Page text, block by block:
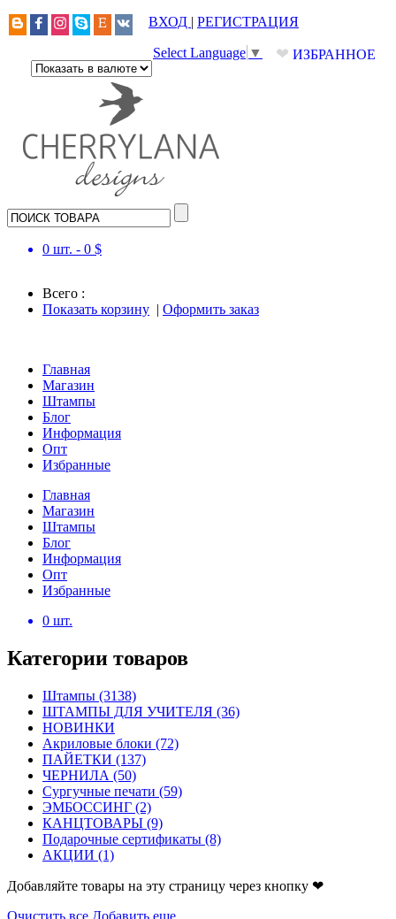
ВХОД | РЕГИСТРАЦИЯ
❤ ИЗБРАННОЕ
Select Language ▼
0 шт. - 0 $
Всего :
Показать корзину | Оформить заказ
Главная
Магазин
Штампы
Блог
Информация
Опт
Избранные
Главная
Магазин
Штампы
Блог
Информация
Опт
Избранные
0 шт.
Категории товаров
Штампы (3138)
ШТАМПЫ ДЛЯ УЧИТЕЛЯ (36)
НОВИНКИ
Акриловые блоки (72)
ПАЙЕТКИ (137)
ЧЕРНИЛА (50)
Сургучные печати (59)
ЭМБОССИНГ (2)
КАНЦТОВАРЫ (9)
Подарочные сертификаты (8)
АКЦИИ (1)
Добавляйте товары на эту страницу через кнопку ❤
Очистить все Добавить еще